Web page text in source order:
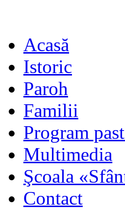
Acasă
Istoric
Paroh
Familii
Program
Multimedia
Şcoala
Contact